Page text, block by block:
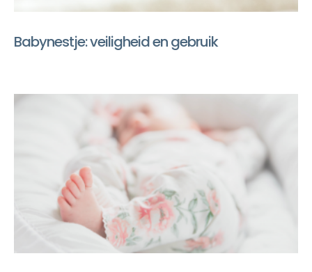
Babynestje: veiligheid en gebruik